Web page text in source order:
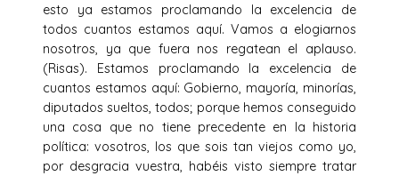
esto ya estamos proclamando la excelencia de
todos cuantos estamos aquí. Vamos a elogiarnos
nosotros, ya que fuera nos regatean el aplauso.
(Risas). Estamos proclamando la excelencia de
cuantos estamos aquí: Gobierno, mayoría, minorías,
diputados sueltos, todos; porque hemos conseguido
una cosa que no tiene precedente en la historia
política: vosotros, los que sois tan viejos como yo,
por desgracia vuestra, habéis visto siempre tratar